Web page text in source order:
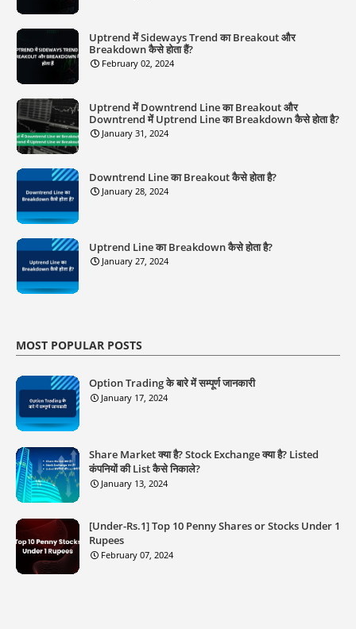
Uptrend में Sideways Trend का Breakout और
Breakdown कैसे होता हैं?
February 02, 2024
Uptrend में Downtrend Line का Breakout और
Downtrend में Uptrend Line का Breakdown कैसे होता है?
January 31, 2024
Downtrend Line का Breakout कैसे होता है?
January 28, 2024
Uptrend Line का Breakdown कैसे होता है?
January 27, 2024
MOST POPULAR POSTS
Option Trading के बारे में सम्पूर्ण जानकारी
January 17, 2024
Share Market क्या है? Stock Exchange क्या है? Listed
कंपनियों की List कैसे निकाले?
January 13, 2024
[Under-Rs.1] Top 10 Penny Shares or Stocks Under 1
Rupees
February 07, 2024